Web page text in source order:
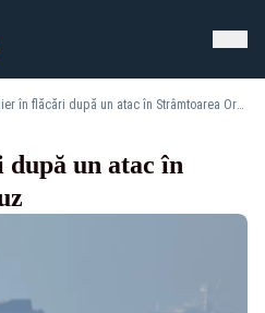
Petrolier în flăcări după un atac în Strâmtoarea Ormuz
un atac în